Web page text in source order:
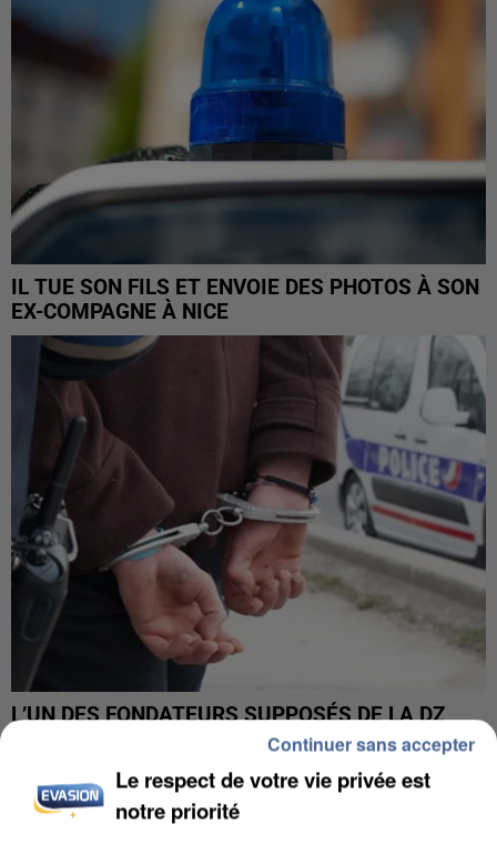
IL TUE SON FILS ET ENVOIE DES PHOTOS À SON
EX-COMPAGNE À NICE
L’UN DES FONDATEURS SUPPOSÉS DE LA DZ
MAFIA INTERPELLÉ EN ALGÉRIE
Le respect de votre vie privée est
notre priorité
Continuer sans accepter